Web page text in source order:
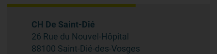
CH De Saint-Dié
26 Rue du Nouvel-Hôpital
88100 Saint-Dié-des-Vosges